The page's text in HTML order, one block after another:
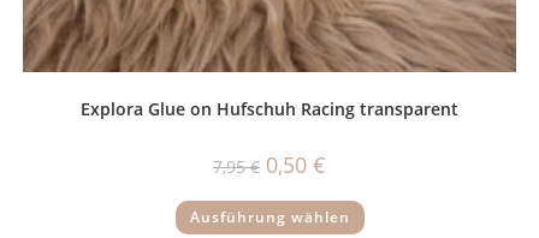
Explora Glue on Hufschuh Racing transparent
7,95€ Ursprünglicher
Preis
7,95 €
0,50 €
0,50 €.
Ausführung wählen Dieses
Produkt